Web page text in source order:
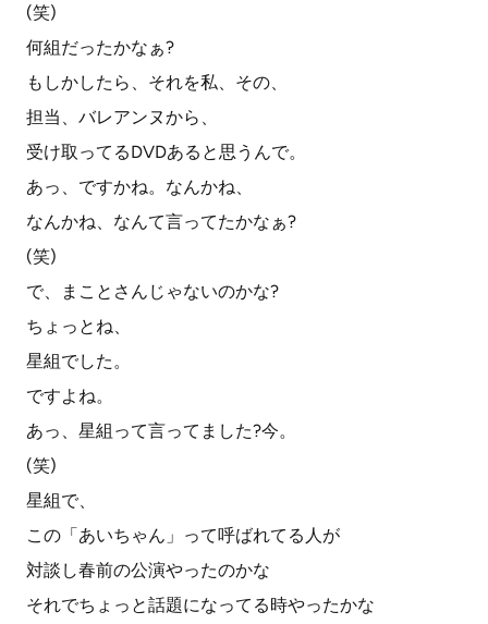
(笑)
何組だったかなぁ?
もしかしたら、それを私、その、
担当、バレアンヌから、
受け取ってるDVDあると思うんで。
あっ、ですかね。なんかね、
なんかね、なんて言ってたかなぁ?
(笑)
で、まことさんじゃないのかな?
ちょっとね、
星組でした。
ですよね。
あっ、星組って言ってました?今。
(笑)
星組で、
この「あいちゃん」って呼ばれてる人が
対談し春前の公演やったのかな
それでちょっと話題になってる時やったかな